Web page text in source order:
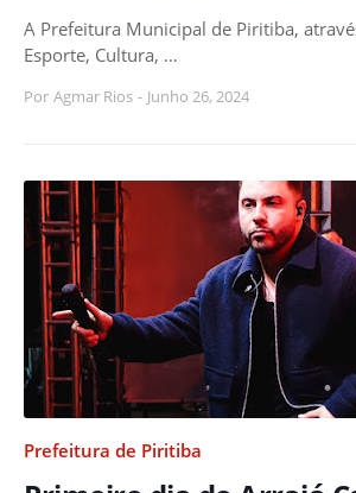
A Prefeitura Municipal de Piritiba,
Esporte, Cultura, …
Por Agmar Rios - Junho 26, 2024
Prefeitura de Piritiba